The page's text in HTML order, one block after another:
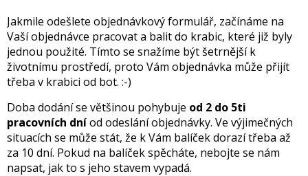
Jakmile odešlete objednávkový formulář, začínáme na
Vaší objednávce pracovat a balit do krabic, které již byly
jednou použité. Tímto se snažíme být šetrnější k
životnímu prostředí, proto Vám objednávka může přijít
třeba v krabici od bot. :-)
Doba dodání se většinou pohybuje od 2 do 5ti
pracovních dníod odeslání objednávky. Ve výjimečných
situacích se může stát, že k Vám balíček dorazí třeba až
za 10 dní. Pokud na balíček spěcháte, nebojte se nám
napsat, jak to s jeho stavem vypadá.